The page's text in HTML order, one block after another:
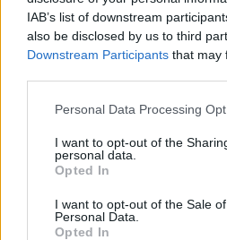
IAB’s list of downstream
also be disclosed by us to third
Downstream Participants that may
Personal Data Processing
I want to opt-out of the
personal data.
Opted In
I want to opt-out of the Sale
Personal Data.
Opted In
Pateikė daugiau detalių apie
vaikus: jiems kilusi grėsmė
Vaizdai iš tragiškos avarijos
vaiko gyvybių išgelbėti nepavyko